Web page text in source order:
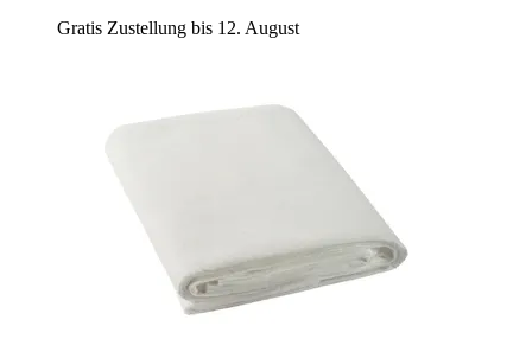
Gratis Zustellung bis 12. August